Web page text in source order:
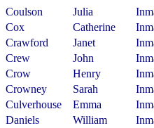
Coulson
Julia
Cox
Catherine
Crawford
Janet
Crew
John
Crow
Henry
Crowney
Sarah
Culverhouse
Emma
Daniels
William